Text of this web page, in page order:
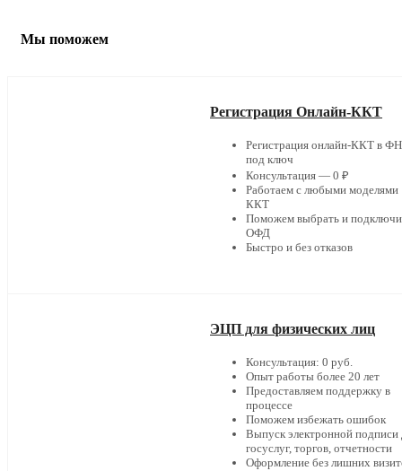
Мы поможем
Регистрация Онлайн-ККТ
Регистрация онлайн-ККТ в
под ключ
Консультация — 0 ₽
Работаем с любыми моделями
ККТ
Поможем выбрать и
ОФД
Быстро и без отказов
ЭЦП для физических лиц
Консультация: 0 руб.
Опыт работы более 20 лет
Предоставляем поддержку в
процессе
Поможем избежать ошибок
Выпуск электронной подписи
госуслуг, торгов, отчетности
Оформление без лишних